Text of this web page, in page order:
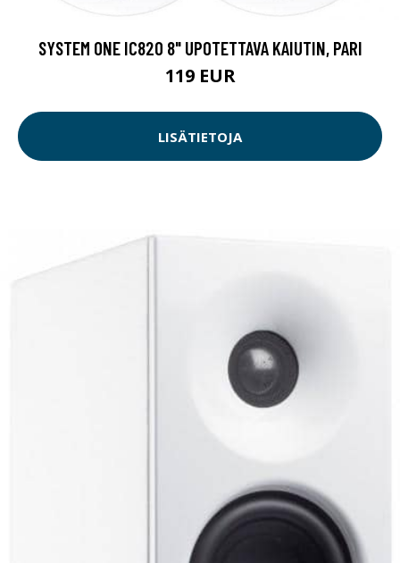
SYSTEM ONE IC820 8" UPOTETTAVA KAIUTIN, PARI
119 EUR
LISÄTIETOJA